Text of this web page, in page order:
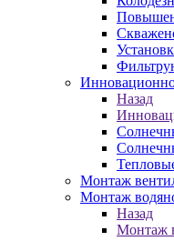
Назад
Монтаж
Монтаж
Назад
Монтаж